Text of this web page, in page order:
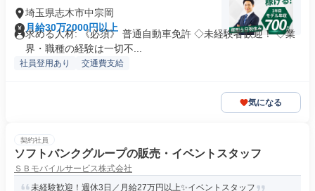
埼玉県志木市中宗岡
月給30万2000円以上
求める人材: 《必須》 普通自動車免許 ◇未経験者歓迎！ ◇業
界・職種の経験は一切不...
社員登用あり 交通費支給
気になる
契約社員
ソフトバンクグループの販売・イベントスタッフ
ＳＢモバイルサービス株式会社
未経験歓迎！週休3日／月給27万円以上✨イベントスタッフ